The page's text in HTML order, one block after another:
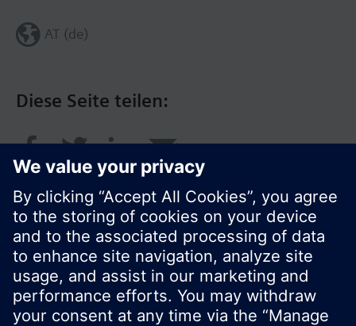
Diese Seite teilen:
AT (de)
© Siemens Schweiz AG 2016